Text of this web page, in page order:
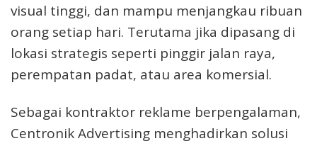
visual tinggi, dan mampu menjangkau ribuan
orang setiap hari. Terutama jika dipasang di
lokasi strategis seperti pinggir jalan raya,
perempatan padat, atau area komersial.
Sebagai kontraktor reklame berpengalaman,
Centronik Advertising menghadirkan solusi